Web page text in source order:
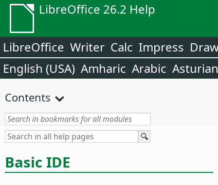
LibreOffice 26.2 Help
LibreOffice Writer Calc Impress
English (USA) Amharic Arabic Asturian
Contents
Basic IDE